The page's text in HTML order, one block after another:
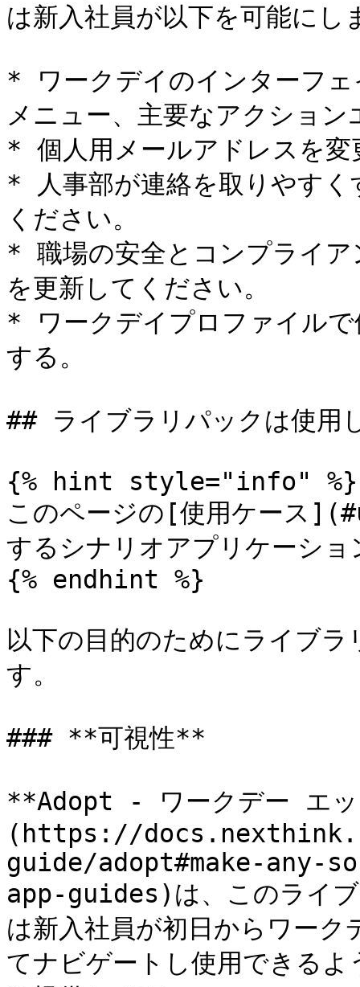
は新入社員が以下を可能にし
* ワークデイのインターフ
メニュー、主要なアクショ
* 個人用メールアドレスを変
* 人事部が連絡を取りやすく
ください。
* 職場の安全とコンプライア
を更新してください。
* ワークデイプロファイルで
する。
## ライブラリパックは使用
{% hint style="info" %}
このページの[使用ケース
するシナリオアプリケーシ
{% endhint %}
以下の目的のためにライブ
す。
### **可視性**
**Adopt - ワークデー エ
(https://
guide/adopt#make-
app-guides)は、このライ
は新入社員が初日からワー
てナビゲートし使用できる